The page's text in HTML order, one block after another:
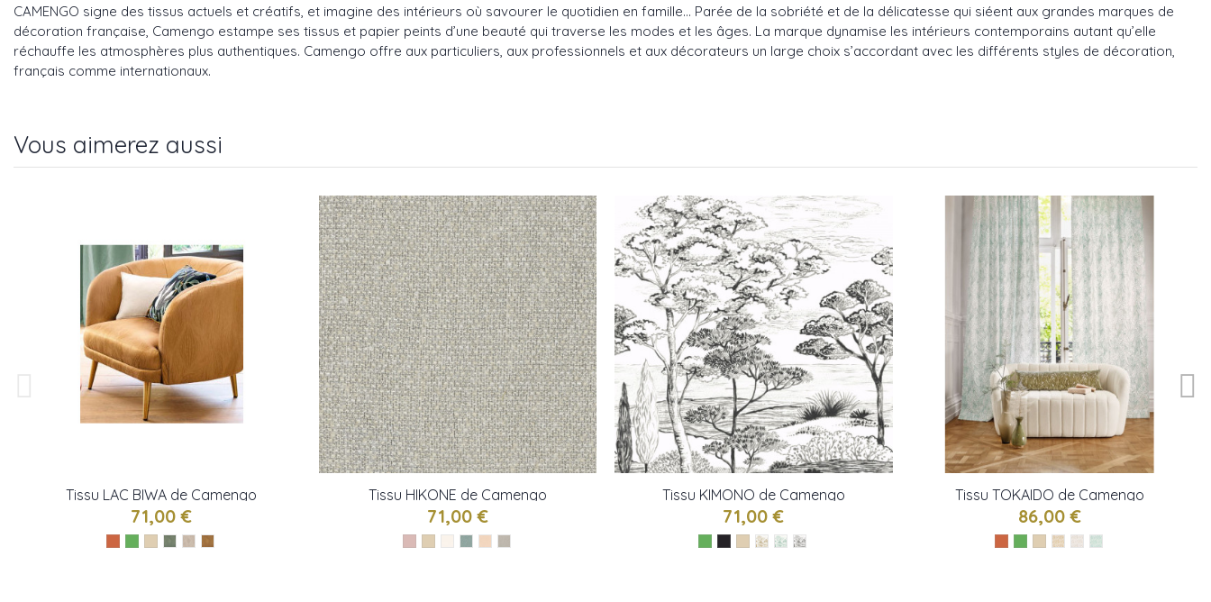
CAMENGO signe des tissus actuels et créatifs, et imagine des intérieurs où savourer le quotidien en famille… Parée de la sobriété et de la délicatesse qui siéent aux grandes marques de
décoration française, Camengo estampe ses tissus et papier peints d’une beauté qui traverse les modes et les âges. La marque dynamise les intérieurs contemporains autant qu’elle
réchauffe les atmosphères plus authentiques. Camengo offre aux particuliers, aux professionnels et aux décorateurs un large choix s’accordant avec les différents styles de décoration,
français comme internationaux.
Vous aimerez aussi
Tissu LAC BIWA de Camengo
71,00 €
Tissu HIKONE de Camengo
71,00 €
Tissu KIMONO de Camengo
71,00 €
Tissu TOKAIDO de Camengo
86,00 €